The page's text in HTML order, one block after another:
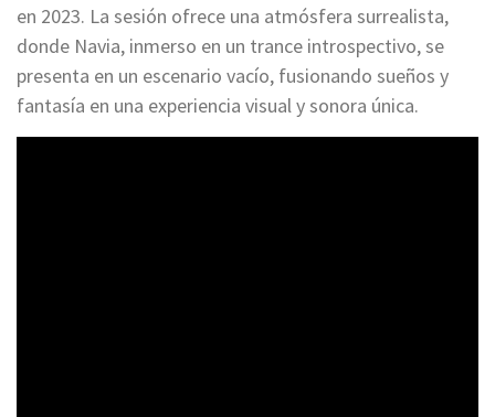
en 2023. La sesión ofrece una atmósfera surrealista,
donde Navia, inmerso en un trance introspectivo, se
presenta en un escenario vacío, fusionando sueños y
fantasía en una experiencia visual y sonora única.